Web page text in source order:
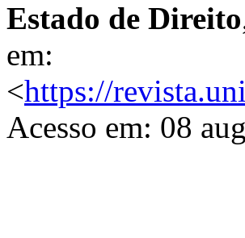
Estado de Direito
em:
<https://
Acesso em: 08